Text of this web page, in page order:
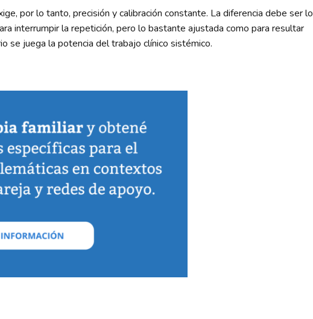
por lo tanto, precisión y calibración constante. La diferencia debe ser lo
interrumpir la repetición, pero lo bastante ajustada como para resultar
se juega la potencia del trabajo clínico sistémico.